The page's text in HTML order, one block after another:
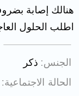
هنالك إصابة
اطلب الحلول
الجنس ذكر
الحالة الاجتماعية